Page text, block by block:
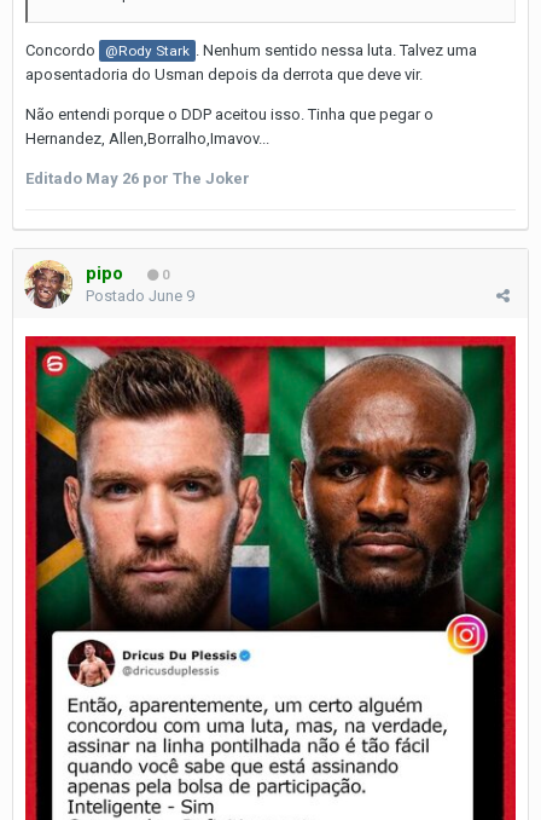
Concordo @Rody Stark
. Nenhum sentido nessa luta. Talvez uma
aposentadoria do Usman depois da derrota que deve vir.
Não entendi porque o DDP aceitou isso. Tinha que pegar o
Hernandez, Allen,Borralho,Imavov...
Editado May 26 por The Joker
pipo 0
Postado June 9